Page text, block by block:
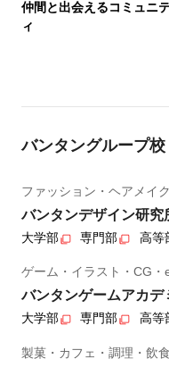
仲間と出会えるコミュニ
ィ
バンタングループ校
ファッション・ヘアメイ
バンタンデザイン研究
大学部 専門部 高等
ゲーム・イラスト・CG・
バンタンゲームアカデ
大学部 専門部 高等
製菓・カフェ・調理・飲